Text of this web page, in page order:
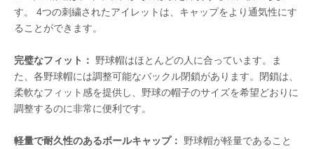
す。 4つの刺繍されたアイレットは、キャップをより通気性にす
ることができます。
完璧なフィット： 野球帽はほとんどの人に合っています。ま
た、各野球帽には調整可能なバックル閉鎖があります。閉鎖は、
柔軟なフィット感を提供し、野球の帽子のサイズを希望どおりに
調整するのに非常に便利です。
軽量で耐久性のあるボールキャップ：
野球帽が軽量であること